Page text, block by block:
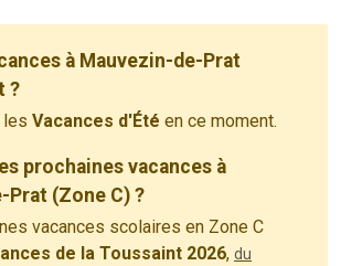
à Mauvezin-de-Prat
?
les Vacances d'Été en ce moment.
prochaines vacances à
Prat (Zone C) ?
vacances scolaires en Zone C
de la Toussaint 2026, du